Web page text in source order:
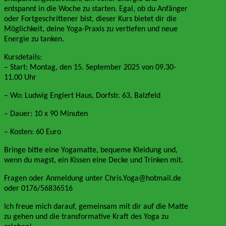
entspannt in die Woche zu starten. Egal, ob du Anfänger
oder Fortgeschrittener bist, dieser Kurs bietet dir die
Möglichkeit, deine Yoga-Praxis zu vertiefen und neue
Energie zu tanken.
Kursdetails:
– Start: Montag, den 15. September 2025 von 09.30-
11.00 Uhr
– Wo: Ludwig Englert Haus, Dorfstr. 63, Balzfeld
– Dauer: 10 x 90 Minuten
– Kosten: 60 Euro
Bringe bitte eine Yogamatte, bequeme Kleidung und,
wenn du magst, ein Kissen eine Decke und Trinken mit.
Fragen oder Anmeldung unter Chris.Yoga@hotmail.de
oder 0176/56836516
Ich freue mich darauf, gemeinsam mit dir auf die Matte
zu gehen und die transformative Kraft des Yoga zu